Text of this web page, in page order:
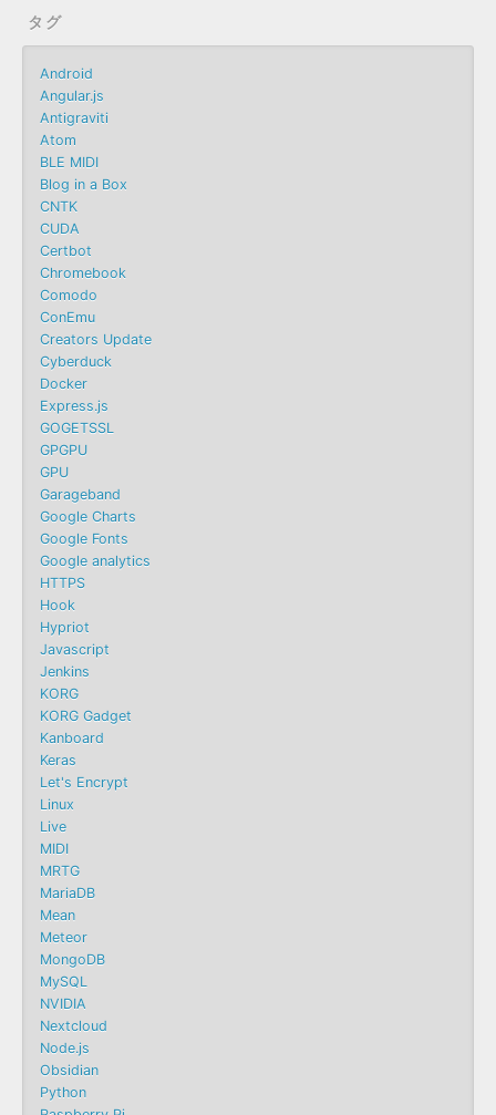
タグ
Android
Angular.js
Antigraviti
Atom
BLE MIDI
Blog in a Box
CNTK
CUDA
Certbot
Chromebook
Comodo
ConEmu
Creators Update
Cyberduck
Docker
Express.js
GOGETSSL
GPGPU
GPU
Garageband
Google Charts
Google Fonts
Google analytics
HTTPS
Hook
Hypriot
Javascript
Jenkins
KORG
KORG Gadget
Kanboard
Keras
Let's Encrypt
Linux
Live
MIDI
MRTG
MariaDB
Mean
Meteor
MongoDB
MySQL
NVIDIA
Nextcloud
Node.js
Obsidian
Python